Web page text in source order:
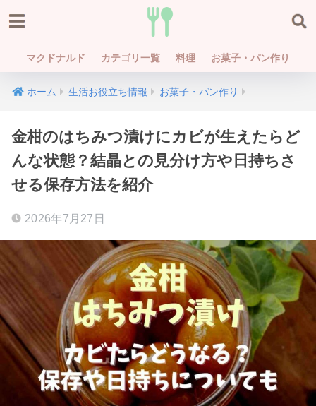
マクドナルド カテゴリ一覧 料理 お菓子・パン作り
ホーム 生活お役立ち情報 お菓子・パン作り
金柑のはちみつ漬けにカビが生えたらど
んな状態？結晶との見分け方や日持ちさ
せる保存方法を紹介
2026年7月27日